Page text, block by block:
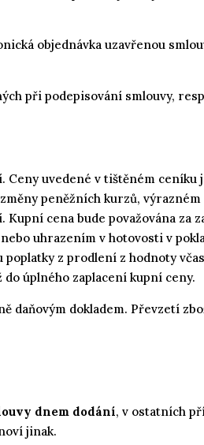
objednávka uzavřenou
při podepisování smlouvy,
uvedené v tištěném ceníku
peněžních kurzů,
cena bude považována za
uhrazením v hotovosti v
z prodlení z hodnoty
úplného zaplacení kupní ceny.
daňovým dokladem. Převzetí
dnem dodání, v ostatních
jinak.